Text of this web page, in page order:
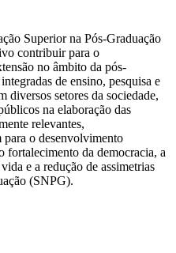
Superior na Pós-Graduação
contribuir para o
no âmbito da pós-
de ensino, pesquisa e
diversos setores da sociedade,
na elaboração das
relevantes,
o desenvolvimento
fortalecimento da democracia, a
e a redução de assimetrias
(SNPG).